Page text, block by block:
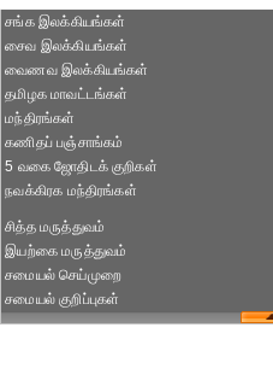
சங்க இலக்கியங்கள்
சைவ இலக்கியங்கள்
வைணவ இலக்கியங்கள்
தமிழக மாவட்டங்கள்
மந்திரங்கள்
கணிதப் பஞ்சாங்கம்
5 வகை ஜோதிடக் குறிகள்
நவக்கிரக மந்திரங்கள்
சித்த மருத்துவம்
இயற்கை மருத்துவம்
சமையல் செய்முறை
சமையல் குறிப்புகள்